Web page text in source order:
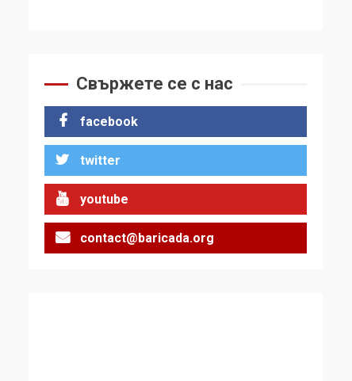
Свържете се с нас
facebook
twitter
youtube
contact@baricada.org